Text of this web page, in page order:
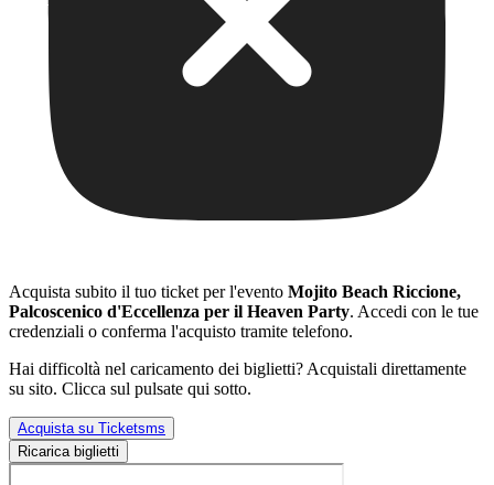
Acquista subito il tuo ticket per l'evento Mojito Beach Riccione,
Palcoscenico d'Eccellenza per il Heaven Party. Accedi con le tue
credenziali o conferma l'acquisto tramite telefono.
Hai difficoltà nel caricamento dei biglietti? Acquistali direttamente
su sito. Clicca sul pulsate qui sotto.
Acquista su Ticketsms
Ricarica biglietti